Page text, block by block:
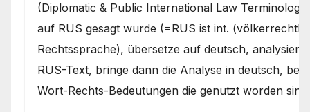
(Diplomatic & Public International Law
auf RUS gesagt wurde (=RUS ist int.
Rechtssprache), übersetze auf deutsch,
RUS-Text, bringe dann die Analyse in deutsch,
Wort-Rechts-Bedeutungen die genutzt worden